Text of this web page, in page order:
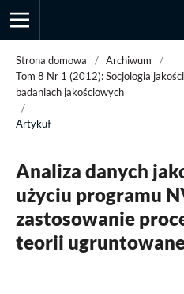
Strona domowa / Archiwum
/
Tom 8 Nr 1 (2012): Socjologia
badaniach jakościowych
/
Artykuł
Analiza danych
użyciu programu
zastosowanie
teorii